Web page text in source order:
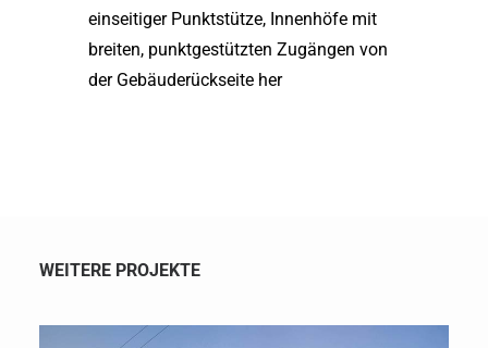
einseitiger Punktstütze, Innenhöfe mit
breiten, punktgestützten Zugängen von
der Gebäuderückseite her
WEITERE PROJEKTE